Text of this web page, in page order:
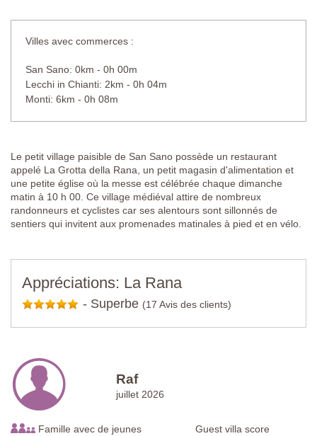
Villes avec commerces :
San Sano: 0km - 0h 00m
Lecchi in Chianti: 2km - 0h 04m
Monti: 6km - 0h 08m
Le petit village paisible de San Sano possède un restaurant
appelé La Grotta della Rana, un petit magasin d'alimentation et
une petite église où la messe est célébrée chaque dimanche
matin à 10 h 00. Ce village médiéval attire de nombreux
randonneurs et cyclistes car ses alentours sont sillonnés de
sentiers qui invitent aux promenades matinales à pied et en vélo.
Appréciations: La Rana
- Superbe (17 Avis des clients)
Raf
juillet 2026
Famille avec de jeunes
Guest villa score